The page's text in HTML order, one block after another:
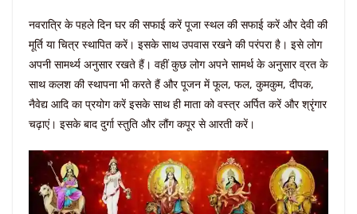
नवरात्रि के पहले दिन घर की सफाई करें पूजा स्थल की सफाई करें और देवी की
मूर्ति या चित्र स्थापित करें। इसके साथ उपवास रखने की परंपरा है। इसे लोग
अपनी सामर्थ्य अनुसार रखते हैं। वहीं कुछ लोग अपने सामर्थ के अनुसार व्रत के
साथ कलश की स्थापना भी करते हैं और पूजन में फूल, फल, कुमकुम, दीपक,
नैवेद्य आदि का प्रयोग करें इसके साथ ही माता को वस्त्र अर्पित करें और श्रृंगार
चढ़ाएं। इसके बाद दुर्गा स्तुति और लौंग कपूर से आरती करें।